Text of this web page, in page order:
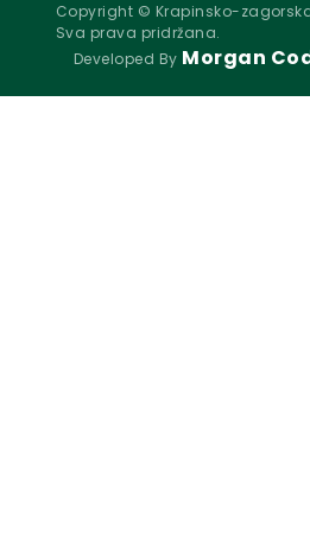
Copyright © Krapinsko-
Sva prava pridržana.
Developed By Morgan